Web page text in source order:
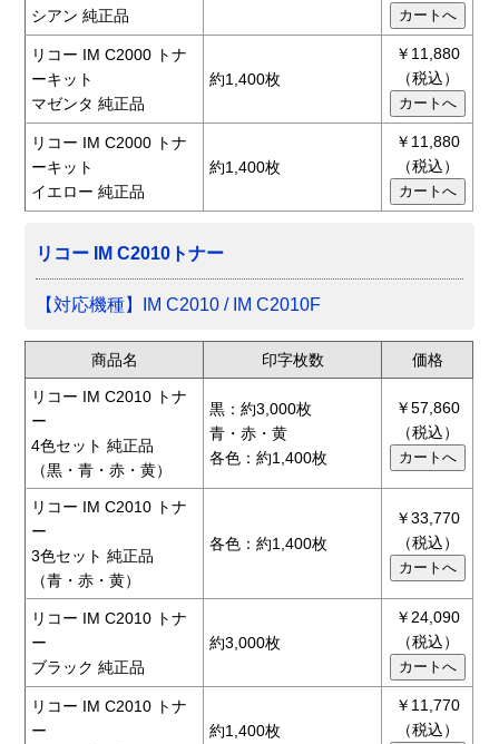
シアン 純正品
リコー IM C2000 トナ
ーキット
マゼンタ 純正品
約1,400枚
￥11,880
（税込）
リコー IM C2000 トナ
ーキット
イエロー 純正品
約1,400枚
￥11,880
（税込）
リコー IM C2010トナー
【対応機種】IM C2010 / IM C2010F
商品名 印字枚数 価格
リコー IM C2010 トナ
ー
4色セット 純正品
（黒・青・赤・黄）
黒：約3,000枚
青・赤・黄
各色：約1,400枚
￥57,860
（税込）
リコー IM C2010 トナ
ー
3色セット 純正品
（青・赤・黄）
各色：約1,400枚
￥33,770
（税込）
リコー IM C2010 トナ
ー
ブラック 純正品
約3,000枚
￥24,090
（税込）
リコー IM C2010 トナ
ー
約1,400枚
￥11,770
（税込）